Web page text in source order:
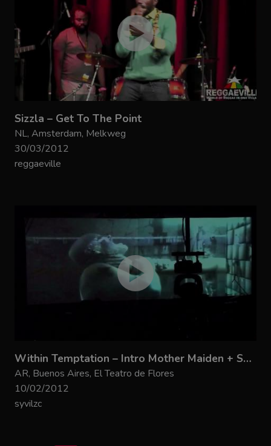
Sizzla – Get To The Point
NL, Amsterdam, Melkweg
30/03/2012
reggaeville
Within Temptation – Intro Mother Maiden + Shot in the dark
AR, Buenos Aires, El Teatro de Flores
10/02/2012
syvilzc